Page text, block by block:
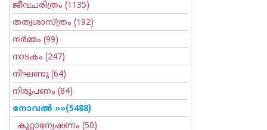
ജീവചരിത്രം (1135)
തത്വശാസ്ത്രം (192)
നര്‍മ്മം (99)
നാടകം (247)
നിഘണ്ടു (64)
നിരൂപണം (84)
നോവല്‍ »»(5488)
കുറ്റാന്വേഷണം (50)